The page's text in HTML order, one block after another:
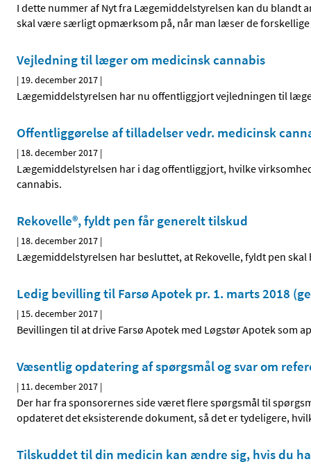
I dette nummer af Nyt fra Lægemiddelstyrelsen kan du blandt
skal være særligt opmærksom på, når man læser de
Vejledning til læger om medicinsk cannabis
| 19. december 2017 |
Lægemiddelstyrelsen har nu offentliggjort vejledningen til
Offentliggørelse af tilladelser vedr. medicinsk
| 18. december 2017 |
Lægemiddelstyrelsen har i dag offentliggjort, hvilke
cannabis.
Rekovelle®, fyldt pen får generelt tilskud
| 18. december 2017 |
Lægemiddelstyrelsen har besluttet, at Rekovelle, fyldt pen skal
Ledig bevilling til Farsø Apotek pr. 1. marts 2018
| 15. december 2017 |
Bevillingen til at drive Farsø Apotek med Løgstør Apotek som
Væsentlig opdatering af spørgsmål og svar om
| 11. december 2017 |
Der har fra sponsorernes side været flere spørgsmål til
opdateret det eksisterende dokument, så det er tydeligere,
Tilskuddet til din medicin kan ændre sig, hvis du